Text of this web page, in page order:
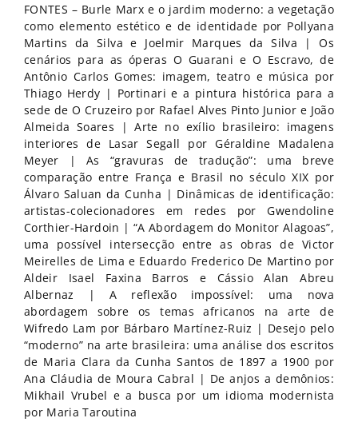
FONTES – Burle Marx e o jardim moderno: a vegetação
como elemento estético e de identidade por Pollyana
Martins da Silva e Joelmir Marques da Silva | Os
cenários para as óperas O Guarani e O Escravo, de
Antônio Carlos Gomes: imagem, teatro e música por
Thiago Herdy | Portinari e a pintura histórica para a
sede de O Cruzeiro por Rafael Alves Pinto Junior e João
Almeida Soares | Arte no exílio brasileiro: imagens
interiores de Lasar Segall por Géraldine Madalena
Meyer | As “gravuras de tradução”: uma breve
comparação entre França e Brasil no século XIX por
Álvaro Saluan da Cunha | Dinâmicas de identificação:
artistas-colecionadores em redes por Gwendoline
Corthier-Hardoin | “A Abordagem do Monitor Alagoas”,
uma possível intersecção entre as obras de Victor
Meirelles de Lima e Eduardo Frederico De Martino por
Aldeir Isael Faxina Barros e Cássio Alan Abreu
Albernaz | A reflexão impossível: uma nova
abordagem sobre os temas africanos na arte de
Wifredo Lam por Bárbaro Martínez-Ruiz | Desejo pelo
“moderno” na arte brasileira: uma análise dos escritos
de Maria Clara da Cunha Santos de 1897 a 1900 por
Ana Cláudia de Moura Cabral | De anjos a demônios:
Mikhail Vrubel e a busca por um idioma modernista
por Maria Taroutina